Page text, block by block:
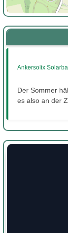
Ankersolix
Der Sommer
es also an der